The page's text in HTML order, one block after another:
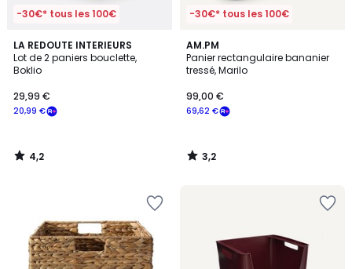
-30€* tous les 100€
LA REDOUTE INTERIEURS
Lot de 2 paniers bouclette,
Boklio
20,99 €
29,99 €
4,2
/ 5
4,2
/
-30€* tous les 100€
AM.PM
Panier rectangulaire bananier
tressé, Marilo
69,62 €
99,00 €
3,2
/ 5
3,2
/